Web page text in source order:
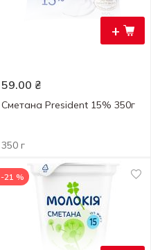
+
59.00 ₴
Сметана President 15% 350г
350 г
-21 %